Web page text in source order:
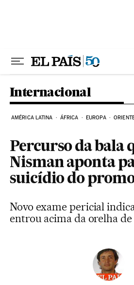
Internacional
AMÉRICA LATINA ÁFRICA EUROPA
Percurso da bala
Nisman aponta
suicídio do
Novo exame pericial
entrou acima da orelha